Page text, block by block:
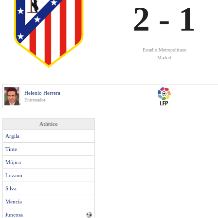
2 - 1
Estadio Metropolitano
Madrid
Helenio Herrera
Entrenador
Atlético
Argila
Tinte
Mújica
Lozano
Silva
Mencía
Juncosa